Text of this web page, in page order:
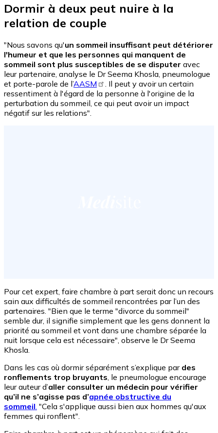
Dormir à deux peut nuire à la
relation de couple
"Nous savons qu'un sommeil insuffisant peut détériorer
l'humeur et que les personnes qui manquent de
sommeil sont plus susceptibles de se disputer avec
leur partenaire, analyse le Dr Seema Khosla, pneumologue
et porte-parole de l’AASM
. Il peut y avoir un certain
ressentiment à l'égard de la personne à l'origine de la
perturbation du sommeil, ce qui peut avoir un impact
négatif sur les relations".
Pour cet expert, faire chambre à part serait donc un recours
sain aux difficultés de sommeil rencontrées par l’un des
partenaires. "Bien que le terme "divorce du sommeil"
semble dur, il signifie simplement que les gens donnent la
priorité au sommeil et vont dans une chambre séparée la
nuit lorsque cela est nécessaire", observe le Dr Seema
Khosla.
Dans les cas où dormir séparément s’explique pardes
ronflements trop bruyants , le pneumologue encourage
leur auteur d’aller consulter un médecin pour vérifier
qu’il ne s’agisse pas d’apnée obstructive du
sommeil "Cela s'applique aussi bien aux hommes qu'aux
femmes qui ronflent".